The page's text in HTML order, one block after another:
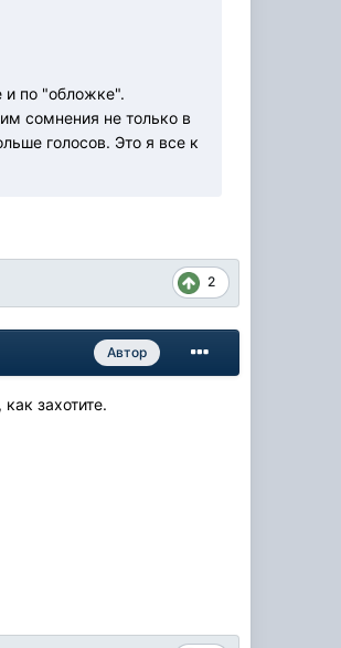
и по "обложке".
сомнения не только в
голосов. Это я все к
2
Автор
захотите.